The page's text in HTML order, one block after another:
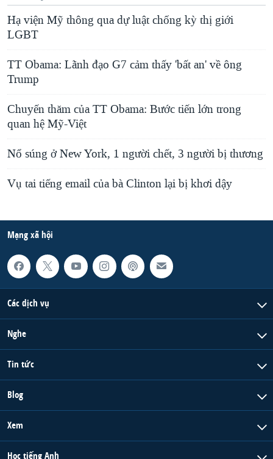
Hạ viện Mỹ thông qua dự luật chống kỳ thị giới
LGBT
TT Obama: Lãnh đạo G7 cảm thấy 'bất an' về ông
Trump
Chuyến thăm của TT Obama: Bước tiến lớn trong
quan hệ Mỹ-Việt
Nổ súng ở New York, 1 người chết, 3 người bị thương
Vụ tai tiếng email của bà Clinton lại bị khơi dậy
Mạng xã hội
Các dịch vụ
Nghe
Tin tức
Blog
Xem
Học tiếng Anh